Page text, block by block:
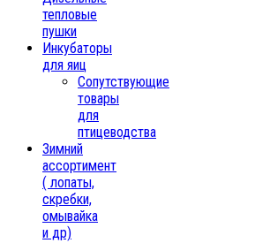
тепловые
пушки
Инкубаторы
для яиц
Сопутствующие
товары
для
птицеводства
Зимний
ассортимент
( лопаты,
скребки,
омывайка
и др)